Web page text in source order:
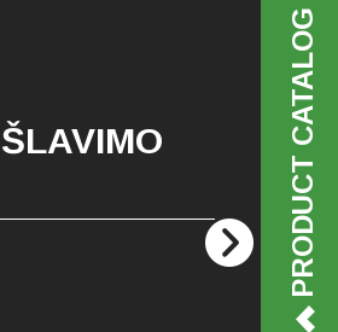
PRODUCT CATALOG